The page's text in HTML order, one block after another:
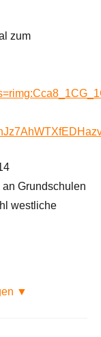
zum
Grundschulen
westliche
▼